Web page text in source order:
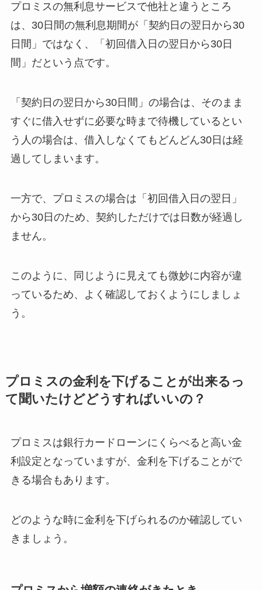
プロミスの無利息サービスで他社と違うところ
は、30日間の無利息期間が「契約日の翌日から30
日間」ではなく、「初回借入日の翌日から30日
間」だという点です。
「契約日の翌日から30日間」の場合は、そのまま
すぐに借入せずに必要な時まで待機しているとい
う人の場合は、借入しなくてもどんどん30日は経
過してしまいます。
一方で、プロミスの場合は「初回借入日の翌日」
から30日のため、契約しただけでは日数が経過し
ません。
このように、同じように見えても微妙に内容が違
っているため、よく確認しておくようにしましょ
う。
プロミスの金利を下げることが出来るっ
て聞いたけどどうすればいいの？
プロミスは銀行カードローンにくらべると高い金
利設定となっていますが、金利を下げることがで
きる場合もあります。
どのような時に金利を下げられるのか確認してい
きましょう。